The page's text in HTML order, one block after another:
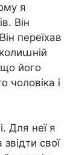
я
Він
переїхав
що його
і
Для неї я
свої